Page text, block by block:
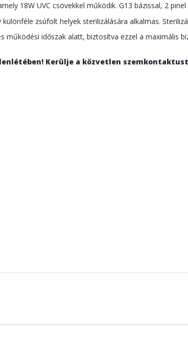
18W UVC csövekkel működik. G13 bázissal, 2
zsúfolt helyek sterilizálására alkalmas.
működési időszak alatt, biztosítva ezzel a maximális
Kerülje a közvetlen